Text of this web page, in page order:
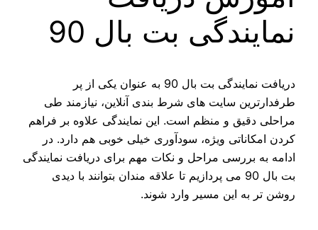
نمایندگی بت بال 90
دریافت نمایندگی بت بال 90 به عنوان یکی از پر
طرفدارترین سایت‌ های شرط‌ بندی آنلاین، نیازمند طی
مراحلی دقیق و منظم است. این نمایندگی علاوه بر فراهم
کردن امکاناتی ویژه، سودآوری خیلی خوبی هم دارد. در
ادامه به بررسی مراحل و نکات مهم برای دریافت نمایندگی
بت بال 90 می‌ پردازیم تا علاقه‌ مندان بتوانند با دیدی
روشن‌ تر به این مسیر وارد شوند.